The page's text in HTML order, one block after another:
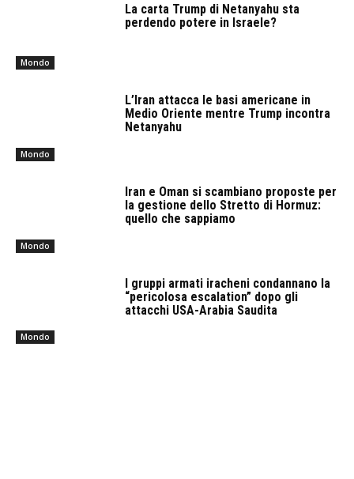
Mondo
La carta Trump di Netanyahu sta
perdendo potere in Israele?
Mondo
L’Iran attacca le basi americane in
Medio Oriente mentre Trump incontra
Netanyahu
Mondo
Iran e Oman si scambiano proposte per
la gestione dello Stretto di Hormuz:
quello che sappiamo
Mondo
I gruppi armati iracheni condannano la
“pericolosa escalation” dopo gli
attacchi USA-Arabia Saudita